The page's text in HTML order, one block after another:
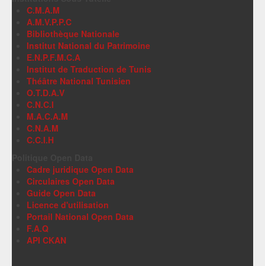
C.M.A.M
A.M.V.P.P.C
Bibliothèque Nationale
Institut National du Patrimoine
E.N.P.F.M.C.A
Institut de Traduction de Tunis
Théâtre National Tunisien
O.T.D.A.V
C.N.C.I
M.A.C.A.M
C.N.A.M
C.C.I.H
Cadre juridique Open Data
Circulaires Open Data
Guide Open Data
Licence d'utilisation
Portail National Open Data
F.A.Q
API CKAN